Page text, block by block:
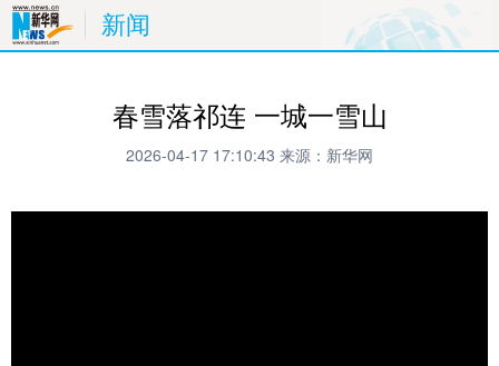
新闻
春雪落祁连 一城一雪山
2026-04-17 17:10:43 来源：新华网